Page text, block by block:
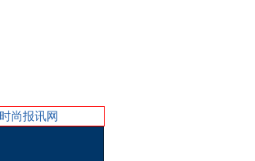
时尚报讯网